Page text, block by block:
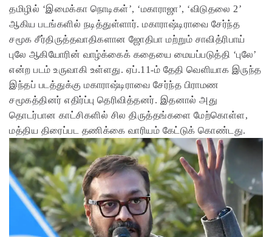
தமிழில் ‘இமைக்கா நொடிகள்’, ‘மகாராஜா’, ‘விடுதலை 2’
ஆகிய படங்களில் நடித்துள்ளார். மகாராஷ்டிராவை சேர்ந்த
சமூக சீர்திருத்தவாதிகளான ஜோதிபா மற்றும் சாவித்ரிபாய்
புலே ஆகியோரின் வாழ்க்கைக் கதையை மையப்படுத்தி ‘புலே’
என்ற படம் உருவாகி உள்ளது. ஏப்.11-ம் தேதி வெளியாக இருந்த
இந்தப் படத்துக்கு மகாராஷ்டிராவை சேர்ந்த பிராமண
சமூகத்தினர் எதிர்ப்பு தெரிவித்தனர். இதனால் அது
தொடர்பான காட்சிகளில் சில திருத்தங்களை மேற்கொள்ள,
மத்திய திரைப்பட தணிக்கை வாரியம் கேட்டுக் கொண்டது.